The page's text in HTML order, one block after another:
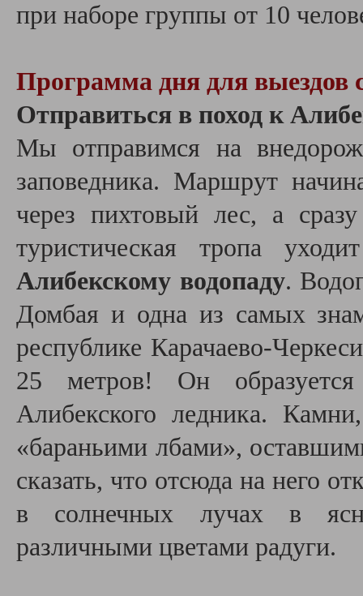
при наборе группы от 10
Программа дня для
Отправиться в поход к
Мы отправимся на
заповедника. Маршрут
через пихтовый лес, а
туристическая тропа
Алибекскому водопаду.
Домбая и одна из самых
республике Карачаево-
25 метров! Он
Алибекского ледника.
«бараньими лбами»,
сказать, что отсюда на него
в солнечных лучах в
различными цветами радуги.